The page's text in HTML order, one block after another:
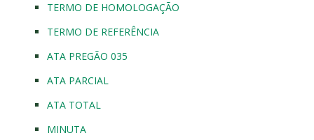
TERMO DE HOMOLOGAÇÃO
TERMO DE REFERÊNCIA
ATA PREGÃO 035
ATA PARCIAL
ATA TOTAL
MINUTA